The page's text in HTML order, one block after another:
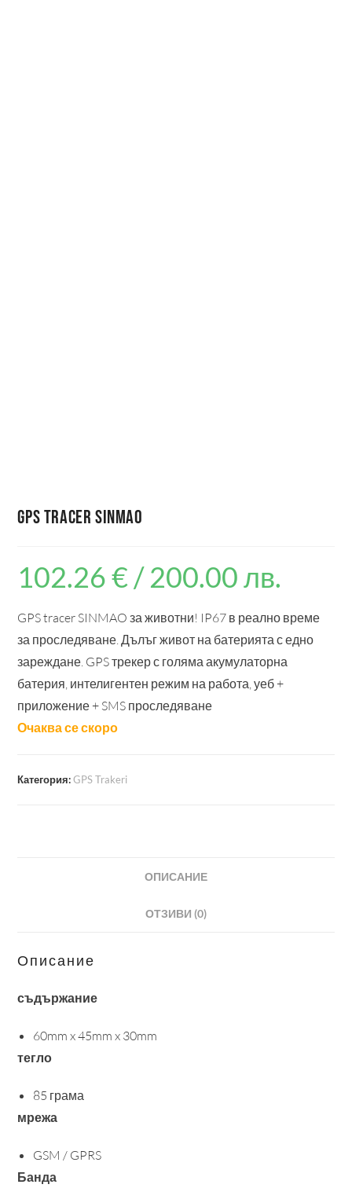
GPS tracer SINMAO
102.26€/ 200.00 лв.
GPS tracer SINMAO за животни! IP67 в реално време
за проследяване. Дълъг живот на батерията с едно
зареждане. GPS трекер с голяма акумулаторна
батерия, интелигентен режим на работа, уеб +
приложение + SMS проследяване
Категория:GPS Trakeri
ОПИСАНИЕ
ОТЗИВИ (0)
Описание
съдържание
60mm x 45mm x 30mm
тегло
85 грама
мрежа
GSM / GPRS
Банда